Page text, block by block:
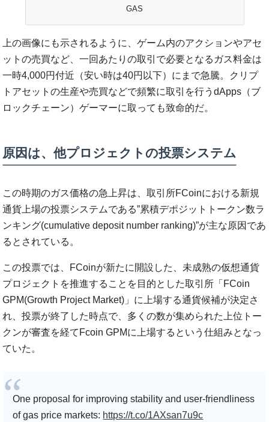
GAS
上の画像にも示されるように、ゲーム内のアクションやアセ
ットの売買など、一回あたりの取引で必要となるガス料金は
一時4,000円付近（安い時は40円以下）にまで急騰。クリプ
トアセットの生産や売買などで頻繁に取引を行うdApps（ブ
ロックチェーン）ゲーマーに取っても致命的だ。
原因は、他プロジェクトの投票システム
この時期のガス価格の急上昇は、取引所FCoinにおける新規
通貨上場の投票システムである”累積デポジットトークン数ラ
ンキング(cumulative deposit number ranking)”が主な原因であ
るとされている。
この投票では、FCoinが新たに開設した、未成熟の仮想通貨
プロジェクトを推進することを目的とした取引所「FCoin
GPM(Growth Project Market)」に上場する通貨候補が決定さ
れ、投票が終了した時点で、多くの数が集められた上位トー
クンが審査を経てFcoin GPMに上場するという仕組みとなっ
ていた。
One proposal for improving stability and user-friendliness
of gas price markets: https://t.co/1AXsan7u9c